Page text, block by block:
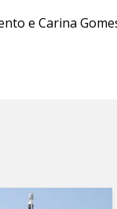
e Carina